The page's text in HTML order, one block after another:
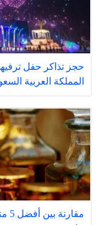
حجز تذاكر حفل
المملكة العربية